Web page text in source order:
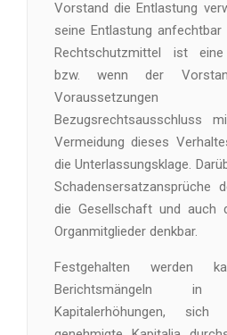
Vorstand die Entlastung
seine Entlastung
Rechtschutzmittel ist eine
bzw. wenn der
Bezugsrechtsausschluss
Vermeidung dieses
die Unterlassungsklage.
Schadensersatzansprüche
die Gesellschaft und auch
Organmitglieder denkbar.
Festgehalten werden
Berichtsmängeln in
Kapitalerhöhungen,